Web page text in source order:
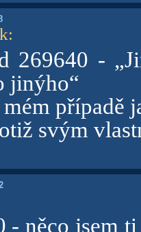
:
269640 -
jinýho“
mém případě
svým
- něco jsem